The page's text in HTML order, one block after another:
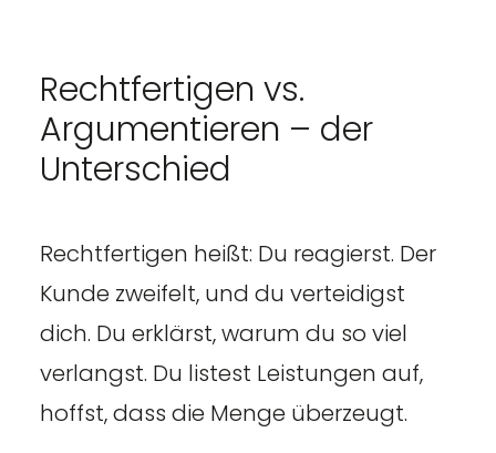
Rechtfertigen vs.
Argumentieren – der
Unterschied
Rechtfertigen heißt: Du reagierst. Der
Kunde zweifelt, und du verteidigst
dich. Du erklärst, warum du so viel
verlangst. Du listest Leistungen auf,
hoffst, dass die Menge überzeugt.